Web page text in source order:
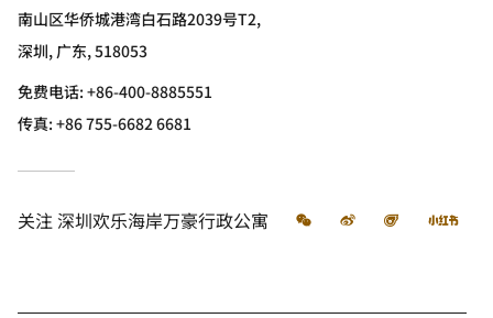
南山区华侨城港湾白石路2039号T2,
深圳, 广东, 518053
免费电话:+86-400-8885551
传真:+86 755-6682 6681
关注深圳欢乐海岸万豪行政公寓 微信 微博 飞猪 小